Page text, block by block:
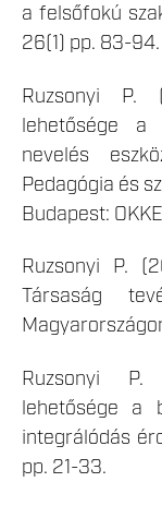
a felsőfokú
26(1) pp. 83-94.
Ruzsonyi P.
lehetősége a
nevelés
Pedagógia és
Budapest:
Ruzsonyi P.
Társaság
Ruzsonyi P.
lehetősége a
integrálódás
pp. 21-33.